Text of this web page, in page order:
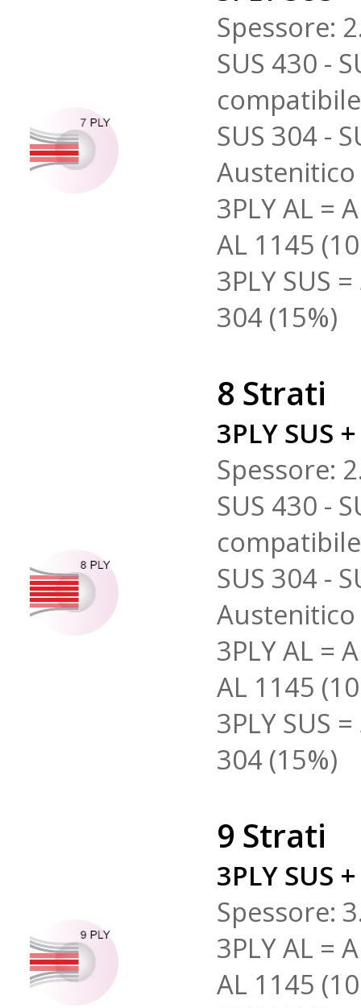
Spessore:
SUS 430 -
SUS 304 -
3PLY AL =
AL 1145
3PLY SUS
304 (15%)
8 Strati
3PLY SUS
Spessore:
SUS 430 -
SUS 304 -
3PLY AL =
AL 1145
3PLY SUS
304 (15%)
9 Strati
3PLY SUS
Spessore:
3PLY AL =
AL 1145